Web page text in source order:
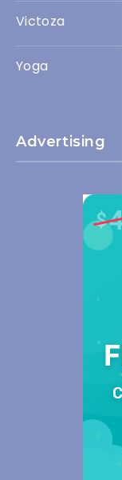
Victoza
Yoga
Advertising